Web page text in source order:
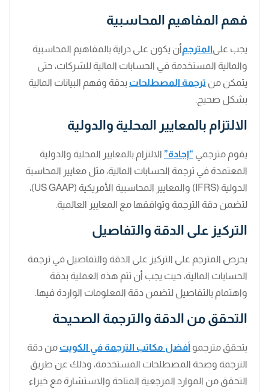
فهم المفاهيم المحاسبية
يجب علىالمترجمأن يكون على دراية بالمفاهيم المحاسبية
والمالية المستخدمة في الحسابات المالية للشركات، حتى
يتمكن من ترجمة المصطلحات بدقة وفهم البيانات المالية
بشكل صحيح.
الالتزام بالمعايير المحلية والدولية
يقوم مترجمي “إجادة” الالتزام بالمعايير المحلية والدولية
المعتمدة في ترجمة الحسابات المالية، مثل معايير المحاسبة
الدولية (IFRS) والمعايير المحاسبية الأمريكية (US GAAP)،
لتضمن دقة الترجمة وتوافقها مع المعايير العالمية.
التركيز على الدقة والتفاصيل
يحرص المترجم على التركيز على الدقة والتفاصيل في ترجمة
الحسابات المالية، حيث يجب أن تتم هذه العملية بدقة
واهتمام بالتفاصيل لتضمن دقة المعلومات الواردة فيها.
التحقق من الدقة والترجمة الصحيحة
يتحقق مترجمو أفضل مكاتب الترجمة في الكويت من دقة
الترجمة وصحة المصطلحات المستخدمة، وذلك عن طريق
التحقق من الموارد المرجعية المتاحة والاستشارة مع خبراء